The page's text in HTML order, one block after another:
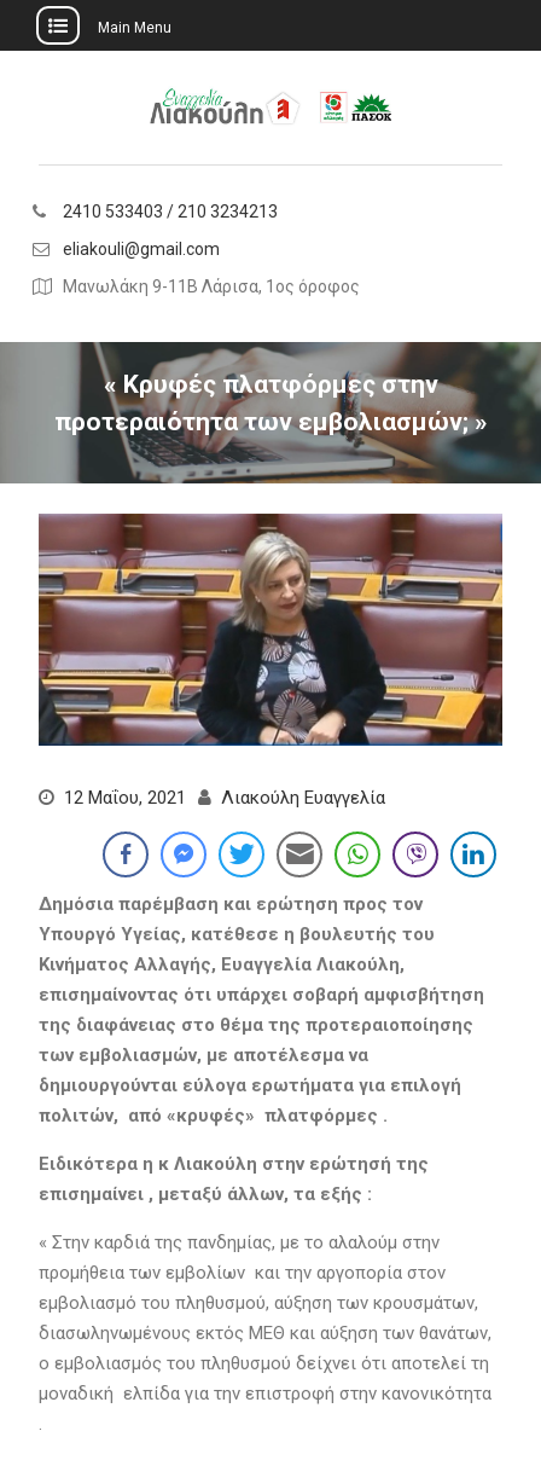
Main Menu
2410 533403 / 210 3234213
eliakouli@gmail.com
Μανωλάκη 9-11Β Λάρισα, 1ος όροφος
« Κρυφές πλατφόρμες στην
προτεραιότητα των εμβολιασμών; »
12 Μαΐου, 2021 Λιακούλη Ευαγγελία
Δημόσια παρέμβαση και ερώτηση προς τον
Υπουργό Υγείας, κατέθεσε η βουλευτής του
Κινήματος Αλλαγής, Ευαγγελία Λιακούλη,
επισημαίνοντας ότι υπάρχει σοβαρή αμφισβήτηση
της διαφάνειας στο θέμα της προτεραιοποίησης
των εμβολιασμών, με αποτέλεσμα να
δημιουργούνται εύλογα ερωτήματα για επιλογή
πολιτών, από «κρυφές» πλατφόρμες .
Ειδικότερα η κ Λιακούλη στην ερώτησή της
επισημαίνει , μεταξύ άλλων, τα εξής :
« Στην καρδιά της πανδημίας, με το αλαλούμ στην
προμήθεια των εμβολίων και την αργοπορία στον
εμβολιασμό του πληθυσμού, αύξηση των κρουσμάτων,
διασωληνωμένους εκτός ΜΕΘ και αύξηση των θανάτων,
ο εμβολιασμός του πληθυσμού δείχνει ότι αποτελεί τη
μοναδική ελπίδα για την επιστροφή στην κανονικότητα
.